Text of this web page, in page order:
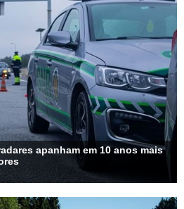
apanham em 10 anos mais